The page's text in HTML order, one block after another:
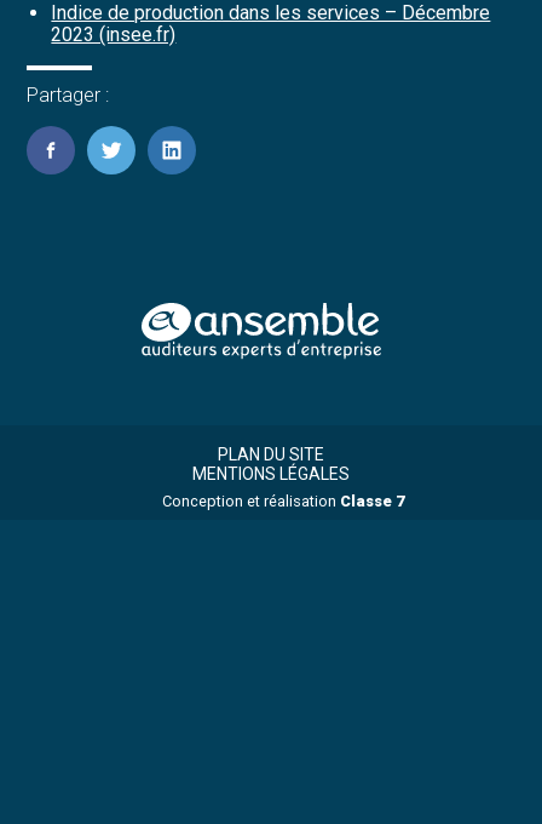
Indice de production dans les services – Décembre
2023 (insee.fr)
Partager :
FaceBook
TwitterLinkedIn
Principale
PLAN DU SITE
MENTIONS LÉGALES
Conception et réalisation Classe 7